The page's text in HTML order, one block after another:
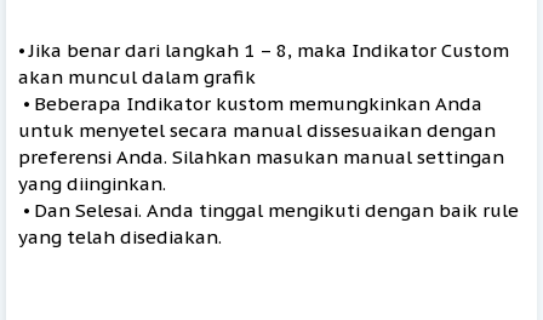
⦁ Jika benar dari langkah 1 – 8, maka Indikator Custom
akan muncul dalam grafik
⦁ Beberapa Indikator kustom memungkinkan Anda
untuk menyetel secara manual dissesuaikan dengan
preferensi Anda. Silahkan masukan manual settingan
yang diinginkan.
⦁ Dan Selesai. Anda tinggal mengikuti dengan baik rule
yang telah disediakan.